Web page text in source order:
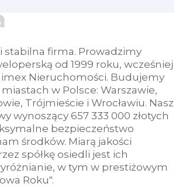
stabilna firma. Prowadzimy
od 1999 roku, wcześniej
Nieruchomości. Budujemy
w Polsce: Warszawie,
Trójmieście i Wrocławiu. Nasz
wynoszący 657 333 000 złotych
bezpieczeństwo
środków. Miarą jakości
spółkę osiedli jest ich
w tym w prestiżowym
Roku".